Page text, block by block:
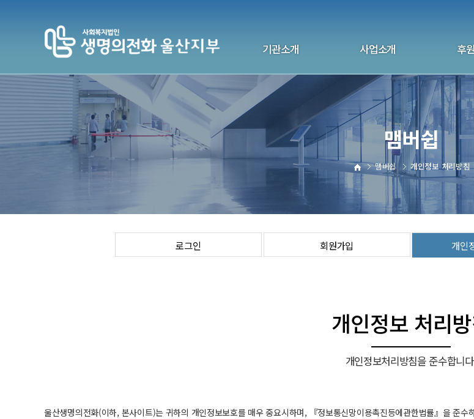
기관소개
생명의전화 울산지부
전국센터 및 국제협회
연락처 및 오시는길
사업소개
상담사업
자살예방사업
교육사업
교육 신청하기
후
자
전화
로그인 회원가입 개인
맴버쉽 개인정보 처리방침
맴버쉽
개인정보 처리
개인정보처리방침을 준수합니
울산생명의전화(이하, 본사이트)는 귀하의 개인정보보호를 매우 중요시하며, 『정보통신망이용촉진등에관한법률』을 준